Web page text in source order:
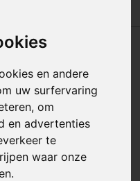
en andere
uw surfervaring
om
en advertenties
te
waar onze
Met Infuser